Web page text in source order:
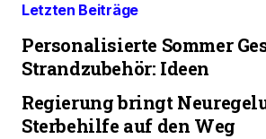
Letzten Beiträge
Personalisierte Sommer
Strandzubehör: Ideen
Regierung bringt
Sterbehilfe auf den Weg